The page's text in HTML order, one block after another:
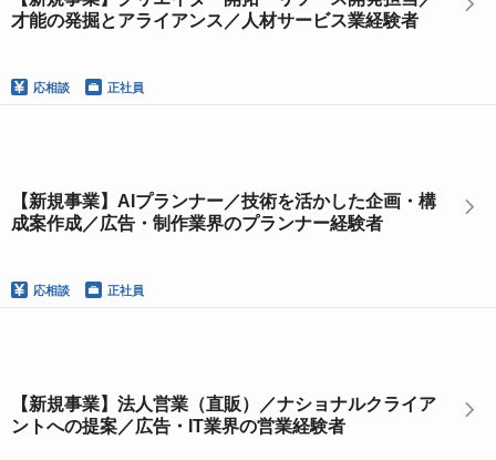
才能の発掘とアライアンス／人材サービス業経験者
応相談 正社員
【新規事業】AIプランナー／技術を活かした企画・構
成案作成／広告・制作業界のプランナー経験者
応相談 正社員
【新規事業】法人営業（直販）／ナショナルクライア
ントへの提案／広告・IT業界の営業経験者